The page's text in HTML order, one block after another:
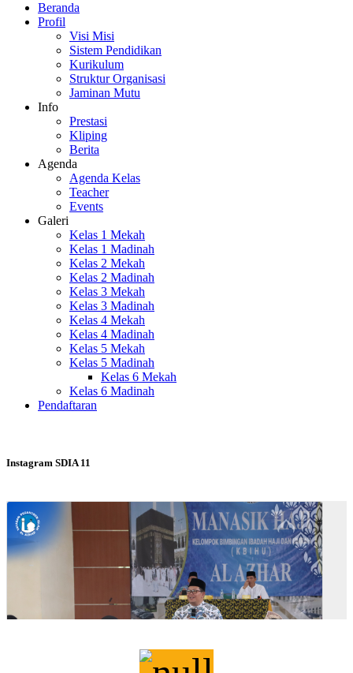
Beranda
Profil
Visi Misi
Sistem Pendidikan
Kurikulum
Struktur Organisasi
Jaminan Mutu
Info
Prestasi
Kliping
Berita
Agenda
Agenda Kelas
Teacher
Events
Galeri
Kelas 1 Mekah
Kelas 1 Madinah
Kelas 2 Mekah
Kelas 2 Madinah
Kelas 3 Mekah
Kelas 3 Madinah
Kelas 4 Mekah
Kelas 4 Madinah
Kelas 5 Mekah
Kelas 5 Madinah
Kelas 6 Mekah
Kelas 6 Madinah
Pendaftaran
Instagram SDIA 11